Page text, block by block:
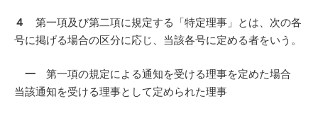
４
第一項及び第二項に規定する「特定理事」とは、次の各
号に掲げる場合の区分に応じ、当該各号に定める者をいう。
一 第一項の規定による通知を受ける理事を定めた場合
当該通知を受ける理事として定められた理事